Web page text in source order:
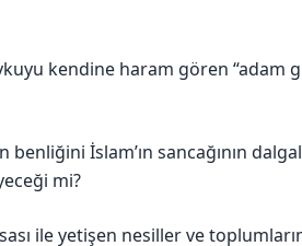
kendine haram gören “adam
İslam’ın sancağının
mi?
ile yetişen nesiller ve